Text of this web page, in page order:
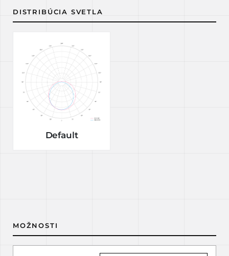
DISTRIBÚCIA SVETLA
Default
MOŽNOSTI